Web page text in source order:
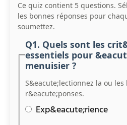
Ce quiz contient 5 questions.
les bonnes réponses pour
soumettez.
Q1. Quels sont les
essentiels pour
menuisier ?
S&eacute;lectionnez la ou les
r&eacute;ponses.
Exp&eacute;rience